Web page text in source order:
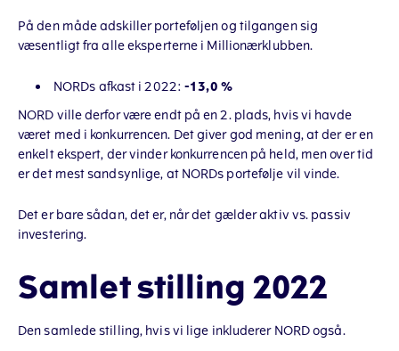
På den måde adskiller porteføljen og tilgangen sig
væsentligt fra alle eksperterne i Millionærklubben.
NORDs afkast i 2022:-13,0 %
NORD ville derfor være endt på en 2. plads, hvis vi havde
været med i konkurrencen. Det giver god mening, at der er en
enkelt ekspert, der vinder konkurrencen på held, men over tid
er det mest sandsynlige, at NORDs portefølje vil vinde.
Det er bare sådan, det er, når det gælder aktiv vs. passiv
investering.
Samlet stilling 2022
Den samlede stilling, hvis vi lige inkluderer NORD også.